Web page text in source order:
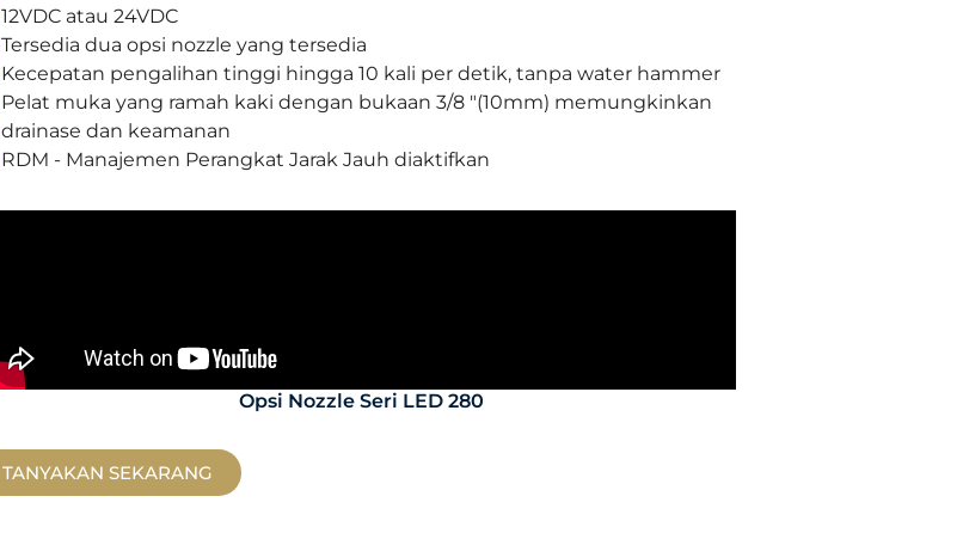
12VDC atau 24VDC
Tersedia dua opsi nozzle yang tersedia
Kecepatan pengalihan tinggi hingga 10 kali per detik, tanpa water hammer
Pelat muka yang ramah kaki dengan bukaan 3/8 "(10mm) memungkinkan
drainase dan keamanan
RDM - Manajemen Perangkat Jarak Jauh diaktifkan
Opsi Nozzle Seri LED 280
TANYAKAN SEKARANG